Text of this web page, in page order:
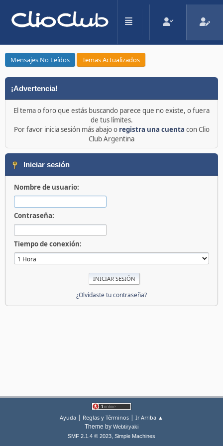
Mensajes No Leídos Temas Actualizados
¡Advertencia!
El tema o foro que estás buscando parece que no existe, o fuera
de tus límites.
Por favor inicia sesión más abajo o registra una cuenta con Clio
Club Argentina
Iniciar sesión
Nombre de usuario:
Contraseña:
Tiempo de conexión:
¿Olvidaste tu contraseña?
Ayuda | Reglas y Términos | Ir Arriba ▲
Theme by Webtiryaki
SMF 2.1.4 © 2023, Simple Machines